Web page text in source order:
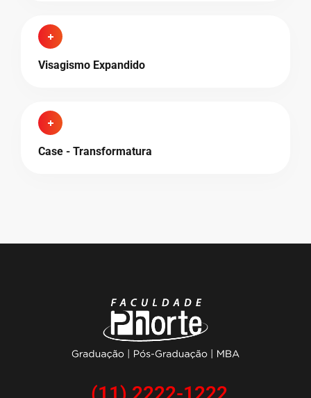
Visagismo Expandido
Case - Transformatura
(11) 2222-1222